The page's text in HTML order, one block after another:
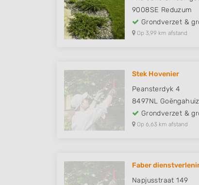
9008SE Reduzum
Grondverzet &
Op 3,99 km afstand
Stek Hovenier
Peansterdyk 4
8497NL
Grondverzet &
Op 6,63 km afstand
Faber
Napjusstraat 149